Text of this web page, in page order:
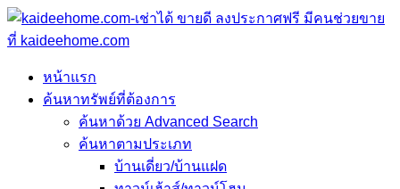
หน้าแรก
ค้นหาทรัพย์ที่ต้องการ
ค้นหาด้วย Advanced Search
ค้นหาตามประเภท
บ้านเดี่ยว/บ้านแฝด